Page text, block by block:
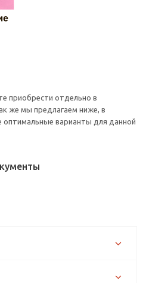
приобрести отдельно в
же мы предлагаем ниже, в
оптимальные варианты для данной